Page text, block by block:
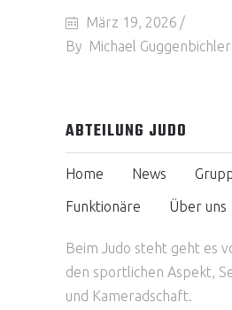
März 19, 2026
By Michael Guggenbichler
ABTEILUNG JUDO
Home News
Funktionäre Über uns
Beim Judo steht geht es
den sportlichen Aspekt,
und Kameradschaft.